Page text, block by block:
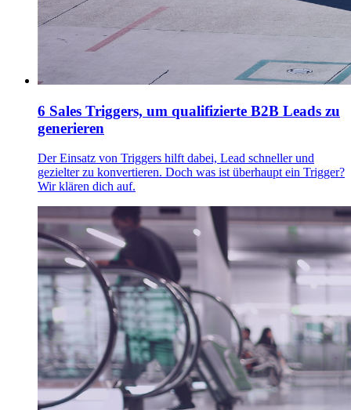
6 Sales Triggers, um qualifizierte B2B Leads zu
generieren
Der Einsatz von Triggers hilft dabei, Lead schneller und
gezielter zu konvertieren. Doch was ist überhaupt ein Trigger?
Wir klären dich auf.